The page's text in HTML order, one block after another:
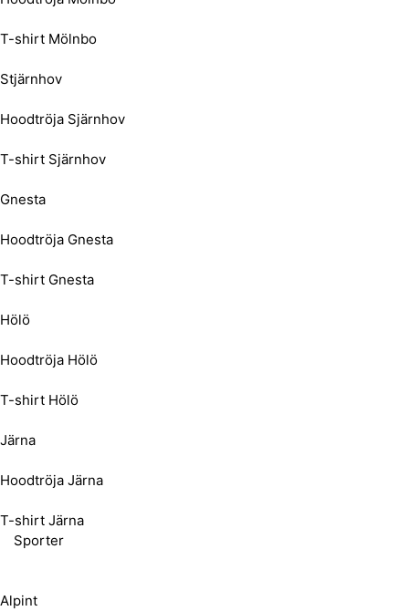
T-shirt Mölnbo
Stjärnhov
Hoodtröja Sjärnhov
T-shirt Sjärnhov
Gnesta
Hoodtröja Gnesta
T-shirt Gnesta
Hölö
Hoodtröja Hölö
T-shirt Hölö
Järna
Hoodtröja Järna
T-shirt Järna
Sporter
Alpint